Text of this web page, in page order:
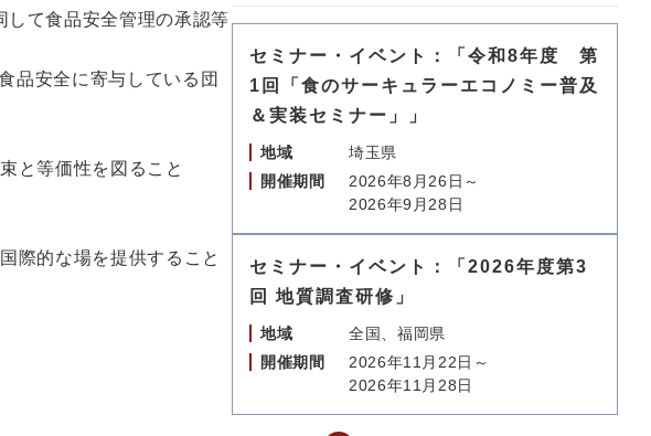
して食品安全管理の承認等
品安全に寄与している団
と等価性を図ること
際的な場を提供すること
セミナー・イベント：「令和8年度 第
1回「食のサーキュラーエコノミー普及
＆実装セミナー」」
地域
埼玉県
開催期間
2026年8月26日～
2026年9月28日
セミナー・イベント：「2026年度第3
回 地質調査研修」
地域
全国、福岡県
開催期間
2026年11月22日～
2026年11月28日